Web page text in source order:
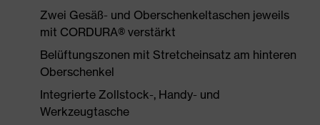
Zwei Gesäß- und Oberschenkeltaschen jeweils
mit CORDURA® verstärkt
Belüftungszonen mit Stretcheinsatz am hinteren
Oberschenkel
Integrierte Zollstock-, Handy- und
Werkzeugtasche